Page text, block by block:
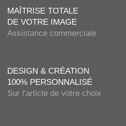
MAÎTRISE TOTALE
DE VOTRE IMAGE
Assistance commerciale
DESIGN & CRÉATION
100% PERSONNALISÉ
Sur l'article de votre choix